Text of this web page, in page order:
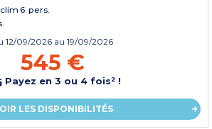
6 pers.
12/09/2026 au 19/09/2026
545 €
Payez en 3 ou 4 fois² !
LES DISPONIBILITÉS